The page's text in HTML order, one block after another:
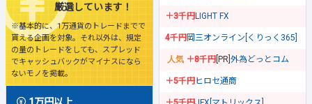
厳選しています！
※基本的に、1万通貨のトレードまでで
貰える企画を対象。それ以外は、規定
の量のトレードをしても、スプレッド
でキャッシュバックがマイナスになら
ないモノを掲載。
＋3千円LIGHT FX
4千円岡三オンライン[くりっく365]
＋8千円 [PR] 外為どっとコム
＋5千円ヒロセ通商